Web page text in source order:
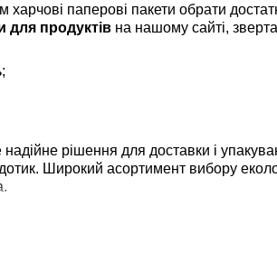
паперові пакети обрати
для продуктів на нашому сайті,
рішення для доставки і
Широкий асортимент вибору